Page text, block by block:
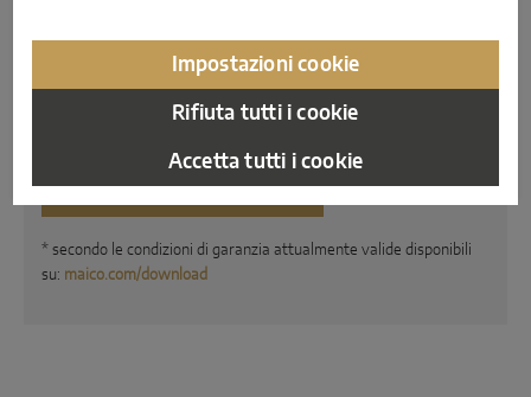
scorrevoli di prima. L'aspetto di alta qualità dell'acciaio
inossidabile mette in gioco nuove possibilità di
Maggiori informazioni
* secondo le condizioni di garanzia attualmente valide disponibili
su: maico.com/download
Impostazioni cookie
Rifiuta tutti i cookie
Accetta tutti i cookie